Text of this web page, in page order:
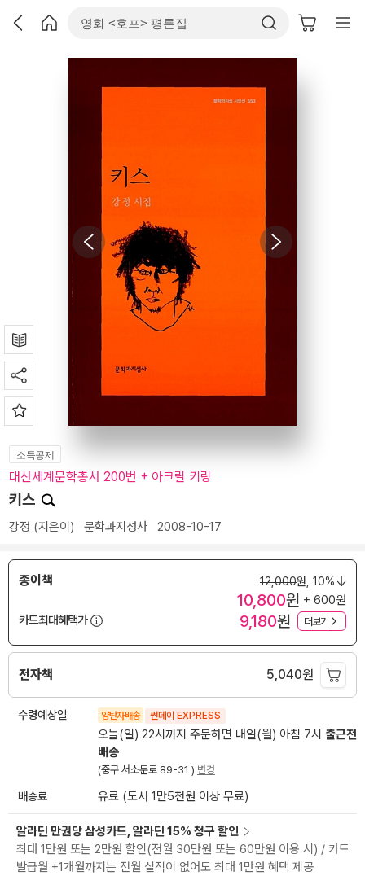
소득공제
대산세계문학총서 200번 + 아크릴 키링
키스
강정 (지은이) 문학과지성사 2008-10-17
종이책 12,000원, 10%
10,800원 + 600원
카드최대혜택가
9,180원 더보기
전자책 5,040원
수령예상일 양탄자배송 썬데이 EXPRESS
오늘(일) 22시까지 주문하면 내일(월) 아침 7시 출근전
배송
(중구 서소문로 89-31 ) 변경
배송료 유료 (도서 1만5천원 이상 무료)
알라딘 만권당 삼성카드, 알라딘 15% 청구 할인
최대 1만원 또는 2만원 할인(전월 30만원 또는 60만원 이용 시) / 카드
발급월 +1개월까지는 전월 실적이 없어도 최대 1만원 혜택 제공